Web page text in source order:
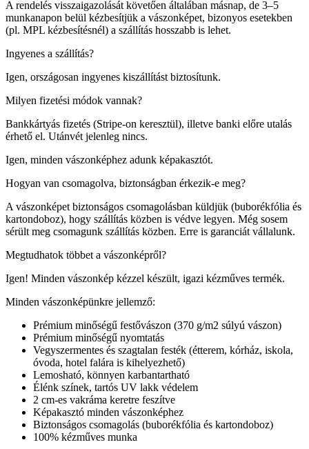
A rendelés visszaigazolását követően általában másnap, de 3–5
munkanapon belül kézbesítjük a vászonképet, bizonyos esetekben
(pl. MPL kézbesítésnél) a szállítás hosszabb is lehet.
Ingyenes a szállítás?
Igen, országosan ingyenes kiszállítást biztosítunk.
Milyen fizetési módok vannak?
Bankkártyás fizetés (Stripe-on keresztül), illetve banki előre utalás
érhető el. Utánvét jelenleg nincs.
Igen, minden vászonképhez adunk képakasztót.
Hogyan van csomagolva, biztonságban érkezik-e meg?
A vászonképet biztonságos csomagolásban küldjük (buborékfólia és
kartondoboz), hogy szállítás közben is védve legyen. Még sosem
sérült meg csomagunk szállítás közben. Erre is garanciát vállalunk.
Megtudhatok többet a vászonképről?
Igen! Minden vászonkép kézzel készült, igazi kézműves termék.
Minden vászonképünkre jellemző:
Prémium minőségű festővászon (370 g/m2 súlyú vászon)
Prémium minőségű nyomtatás
Vegyszermentes és szagtalan festék (étterem, kórház, iskola,
óvoda, hotel falára is kihelyezhető)
Lemosható, könnyen karbantartható
Élénk színek, tartós UV lakk védelem
2 cm-es vakráma keretre feszítve
Képakasztó minden vászonképhez
Biztonságos csomagolás (buborékfólia és kartondoboz)
100% kézműves munka